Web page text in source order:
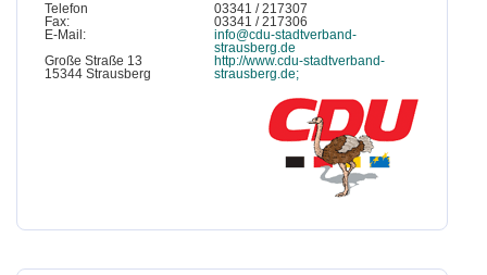
Telefon
03341 / 217307
Fax:
03341 / 217306
E-Mail:
info@cdu-stadtverband-
strausberg.de
Große Straße 13
15344 Strausberg
http://www.cdu-stadtverband-
strausberg.de;